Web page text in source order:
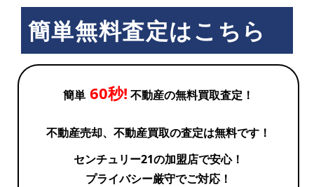
簡単無料査定はこちら
簡単 60秒! 不動産の無料買取査定！
不動産売却、不動産買取の査定は無料です！
センチュリー21の加盟店で安心！
プライバシー厳守でご対応！